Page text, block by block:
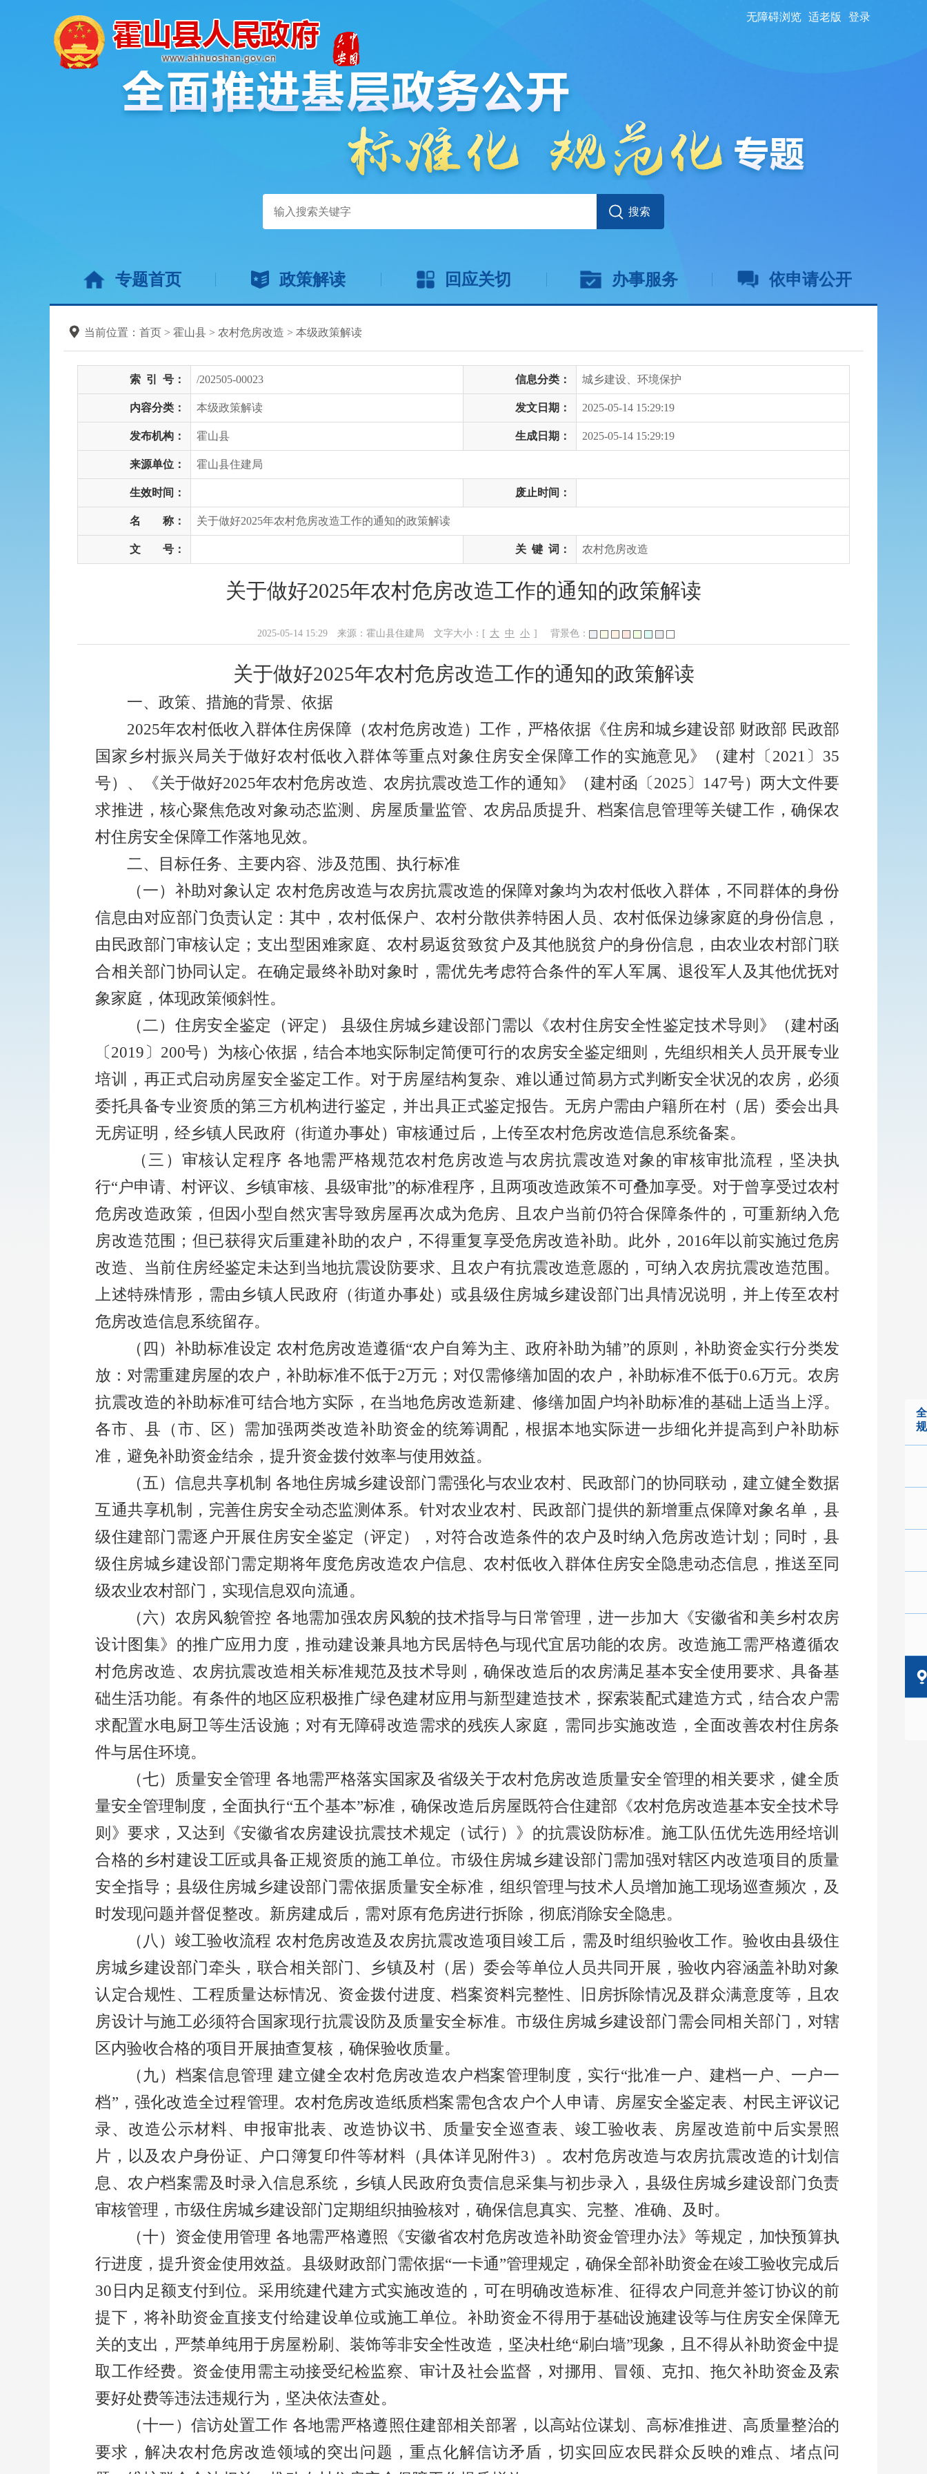
无障碍浏览 适老版 登录
专题首页 政策解读 回应关切 办事服务 依申请公开
当前位置： 首页 > 霍山县 > 农村危房改造 > 本级政策解读
索 引 号： /202505-00023 信息分类： 城乡建设、环境保护
内容分类： 本级政策解读 发文日期： 2025-05-14 15:29:19
发布机构： 霍山县 生成日期： 2025-05-14 15:29:19
来源单位： 霍山县住建局
生效时间： 废止时间：
名 称： 关于做好2025年农村危房改造工作的通知的政策解读
文 号： 关 键 词： 农村危房改造
关于做好2025年农村危房改造工作的通知的政策解读
2025-05-14 15:29 来源：霍山县住建局 文字大小：[ 大 中 小 ] 背景色：
关于做好2025年农村危房改造工作的通知的政策解读
一、 政策、措施的背景、依据
2025年农村低收入群体住房保障（农村危房改造）工作，严格依据《住房和城乡建设部 财政部 民政部
国家乡村振兴局关于做好农村低收入群体等重点对象住房安全保障工作的实施意见》（建村〔 2021 〕 35
号）、《关于做好2025年农村危房改造、农房抗震改造工作的通知》（建村函〔 2025 〕 147号）两大文件要
求推进，核心聚焦危改对象动态监测、房屋质量监管、农房品质提升、档案信息管理等关键工作，确保农
村住房安全保障工作落地见效。
二、
目标任务、主要内容、涉及范围、执行标准
（一）补助对象认定 农村危房改造与农房抗震改造的保障对象均为农村低收入群体，不同群体的身份
信息由对应部门负责认定：其中，农村低保户、农村分散供养特困人员、农村低保边缘家庭的身份信息，
由民政部门审核认定；支出型困难家庭、农村易返贫致贫户及其他脱贫户的身份信息，由农业农村部门联
合相关部门协同认定。在确定最终补助对象时，需优先考虑符合条件的军人军属、退役军人及其他优抚对
象家庭，体现政策倾斜性。
（二）住房安全鉴定（评定）
县级住房城乡建设部门需以《农村住房安全性鉴定技术导则》（建村函
〔 2019 〕 200号）为核心依据，结合本地实际制定简便可行的农房安全鉴定细则，先组织相关人员开展专业
培训，再正式启动房屋安全鉴定工作。对于房屋结构复杂、难以通过简易方式判断安全状况的农房，必须
委托具备专业资质的第三方机构进行鉴定，并出具正式鉴定报告。无房户需由户籍所在村（居）委会出具
无房证明，经乡镇人民政府（街道办事处）审核通过后，上传至农村危房改造信息系统备案。
（三）审核认定程序 各地需严格规范农村危房改造与农房抗震改造对象的审核审批流程，坚决执
行“户申请、村评议、乡镇审核、县级审批”的标准程序，且两项改造政策不可叠加享受。对于曾享受过农村
危房改造政策，但因小型自然灾害导致房屋再次成为危房、且农户当前仍符合保障条件的，可重新纳入危
房改造范围；但已获得灾后重建补助的农户，不得重复享受危房改造补助。此外， 2016年以前实施过危房
改造、当前住房经鉴定未达到当地抗震设防要求、且农户有抗震改造意愿的，可纳入农房抗震改造范围。
上述特殊情形，需由乡镇人民政府（街道办事处）或县级住房城乡建设部门出具情况说明，并上传至农村
危房改造信息系统留存。
（四）补助标准设定 农村危房改造遵循“农户自筹为主、政府补助为辅”的原则，补助资金实行分类发
放：对需重建房屋的农户，补助标准不低于2万元；对仅需修缮加固的农户，补助标准不低于0.6万元。农房
抗震改造的补助标准可结合地方实际，在当地危房改造新建、修缮加固户均补助标准的基础上适当上浮。
各市、县（市、区）需加强两类改造补助资金的统筹调配，根据本地实际进一步细化并提高到户补助标
准，避免补助资金结余，提升资金拨付效率与使用效益。
（五）信息共享机制 各地住房城乡建设部门需强化与农业农村、民政部门的协同联动，建立健全数据
互通共享机制，完善住房安全动态监测体系。针对农业农村、民政部门提供的新增重点保障对象名单，县
级住建部门需逐户开展住房安全鉴定（评定），对符合改造条件的农户及时纳入危房改造计划；同时，县
级住房城乡建设部门需定期将年度危房改造农户信息、农村低收入群体住房安全隐患动态信息，推送至同
级农业农村部门，实现信息双向流通。
（六）农房风貌管控 各地需加强农房风貌的技术指导与日常管理，进一步加大《安徽省和美乡村农房
设计图集》的推广应用力度，推动建设兼具地方民居特色与现代宜居功能的农房。改造施工需严格遵循农
村危房改造、农房抗震改造相关标准规范及技术导则，确保改造后的农房满足基本安全使用要求、具备基
础生活功能。有条件的地区应积极推广绿色建材应用与新型建造技术，探索装配式建造方式，结合农户需
求配置水电厨卫等生活设施；对有无障碍改造需求的残疾人家庭，需同步实施改造，全面改善农村住房条
件与居住环境。
（七）质量安全管理 各地需严格落实国家及省级关于农村危房改造质量安全管理的相关要求，健全质
量安全管理制度，全面执行“五个基本”标准，确保改造后房屋既符合住建部《农村危房改造基本安全技术导
则》要求，又达到《安徽省农房建设抗震技术规定（试行）》的抗震设防标准。施工队伍优先选用经培训
合格的乡村建设工匠或具备正规资质的施工单位。市级住房城乡建设部门需加强对辖区内改造项目的质量
安全指导；县级住房城乡建设部门需依据质量安全标准，组织管理与技术人员增加施工现场巡查频次，及
时发现问题并督促整改。新房建成后，需对原有危房进行拆除，彻底消除安全隐患。
（八）竣工验收流程 农村危房改造及农房抗震改造项目竣工后，需及时组织验收工作。验收由县级住
房城乡建设部门牵头，联合相关部门、乡镇及村（居）委会等单位人员共同开展，验收内容涵盖补助对象
认定合规性、工程质量达标情况、资金拨付进度、档案资料完整性、旧房拆除情况及群众满意度等，且农
房设计与施工必须符合国家现行抗震设防及质量安全标准。市级住房城乡建设部门需会同相关部门，对辖
区内验收合格的项目开展抽查复核，确保验收质量。
（九）档案信息管理 建立健全农村危房改造农户档案管理制度，实行“批准一户、建档一户、一户一
档” ，强化改造全过程管理。农村危房改造纸质档案需包含农户个人申请、房屋安全鉴定表、村民主评议记
录、改造公示材料、申报审批表、改造协议书、质量安全巡查表、竣工验收表、房屋改造前中后实景照
片，以及农户身份证、户口簿复印件等材料（具体详见附件3）。农村危房改造与农房抗震改造的计划信
息、农户档案需及时录入信息系统，乡镇人民政府负责信息采集与初步录入，县级住房城乡建设部门负责
审核管理，市级住房城乡建设部门定期组织抽验核对，确保信息真实、完整、准确、及时。
（十）资金使用管理 各地需严格遵照《安徽省农村危房改造补助资金管理办法》等规定，加快预算执
行进度，提升资金使用效益。县级财政部门需依据“一卡通”管理规定，确保全部补助资金在竣工验收完成后
30 日内足额支付到位。采用统建代建方式实施改造的，可在明确改造标准、征得农户同意并签订协议的前
提下，将补助资金直接支付给建设单位或施工单位。补助资金不得用于基础设施建设等与住房安全保障无
关的支出，严禁单纯用于房屋粉刷、装饰等非安全性改造，坚决杜绝“刷白墙”现象，且不得从补助资金中提
取工作经费。资金使用需主动接受纪检监察、审计及社会监督，对挪用、冒领、克扣、拖欠补助资金及索
要好处费等违法违规行为，坚决依法查处。
（十一）信访处置工作 各地需严格遵照住建部相关部署，以高站位谋划、高标准推进、高质量整治的
要求，解决农村危房改造领域的突出问题，重点化解信访矛盾，切实回应农民群众反映的难点、堵点问